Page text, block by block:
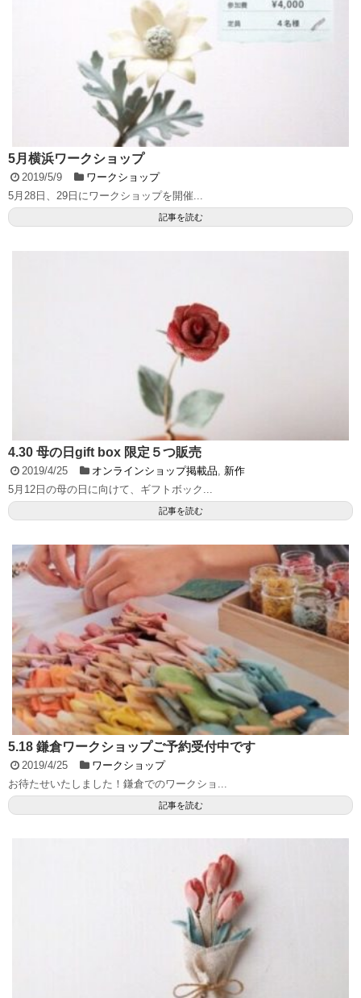
5月横浜ワークショップ
2019/5/9
ワークショップ
5月28日、29日にワークショップを開催...
記事を読む
4.30 母の日gift box 限定５つ販売
2019/4/25 オンラインショップ掲載品, 新作
5月12日の母の日に向けて、ギフトボック...
記事を読む
5.18 鎌倉ワークショップご予約受付中です
2019/4/25
ワークショップ
お待たせいたしました！鎌倉でのワークショ...
記事を読む